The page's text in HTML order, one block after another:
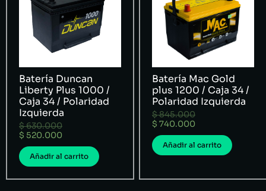
Batería Duncan
Liberty Plus 1000 /
Caja 34 / Polaridad
Izquierda
$630.000
$ 520.000
Añadir al carrito
Batería Mac Gold
plus 1200 / Caja 34 /
Polaridad Izquierda
$845.000
$ 740.000
Añadir al carrito